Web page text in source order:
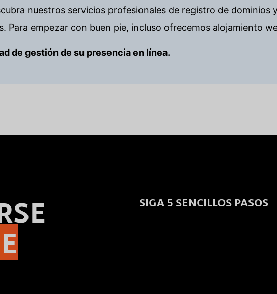
nuestros servicios profesionales de registro de dominios
Para empezar con buen pie, incluso ofrecemos alojamiento
de gestión de su presencia en línea.
SIGA 5 SENCILLOS PASOS